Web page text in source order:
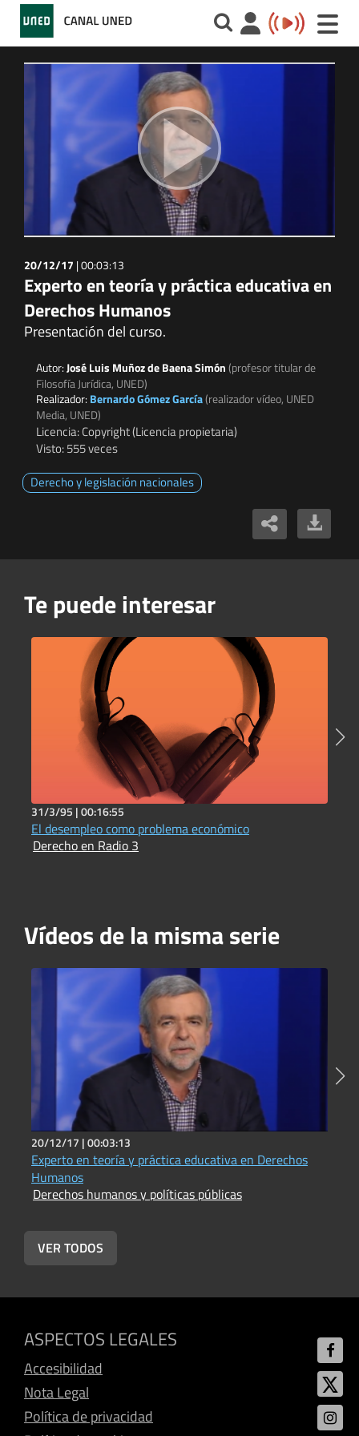
Toggle
20/12/17 |00:03:13
Experto en teoría y práctica educativa en
Derechos Humanos
Presentación del curso.
Autor:José Luis Muñoz de Baena Simón(profesor titular de
Filosofía Jurídica, UNED)
Realizador: Bernardo Gómez García(realizador vídeo, UNED
Media, UNED)
Licencia: Copyright (Licencia propietaria)
Visto: 555 veces
Derecho y legislación nacionales
Te puede interesar
31/3/95 |00:16:55
El desempleo como problema económico
Derecho en Radio 3
Vídeos de la misma serie
20/12/17 |00:03:13
Experto en teoría y práctica educativa en Derechos
Humanos
Derechos humanos y políticas públicas
VER TODOS
ASPECTOS LEGALES
Accesibilidad
Nota Legal
Política de privacidad